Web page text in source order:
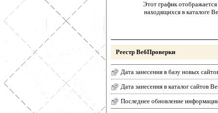
Этот график отображается
находящихся в каталоге
Реестр ВебПроверки
Дата занесения в базу новых
Дата занесения в каталог сайтов
Последнее обновление